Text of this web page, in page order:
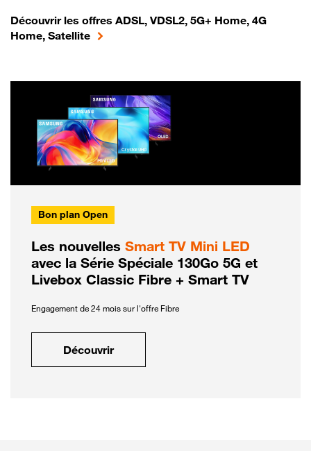
Découvrir les offres ADSL, VDSL2, 5G+ Home, 4G
Home, Satellite
Bon plan Open
Les nouvelles Smart TV Mini LED
avec la Série Spéciale 130Go 5G et
Livebox Classic Fibre + Smart TV
Engagement de 24 mois sur l'offre Fibre
Découvrir